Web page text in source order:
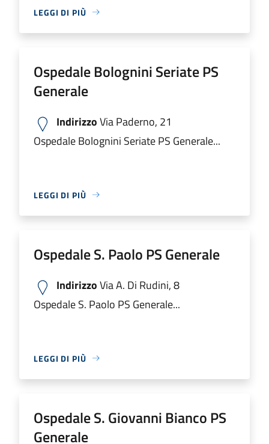
LEGGI DI PIÙ
Ospedale Bolognini Seriate PS
Generale
IndirizzoVia Paderno, 21
Ospedale Bolognini Seriate PS Generale...
LEGGI DI PIÙ
Ospedale S. Paolo PS Generale
IndirizzoVia A. Di Rudini, 8
Ospedale S. Paolo PS Generale...
LEGGI DI PIÙ
Ospedale S. Giovanni Bianco PS
Generale